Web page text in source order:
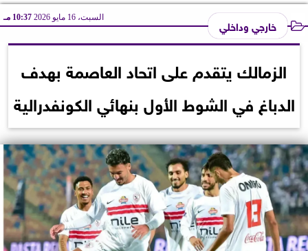
خارجي وداخلي السبت، 16 مايو 2026 10:37 مـ
الزمالك يتقدم على اتحاد العاصمة بهدف
الدباغ في الشوط الأول بنهائي الكونفدرالية